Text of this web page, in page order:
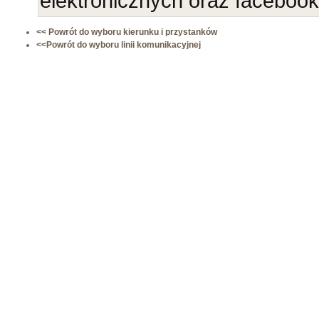
<< Powrót do wyboru kierunku i przystanków
<<Powrót do wyboru linii komunikacyjnej